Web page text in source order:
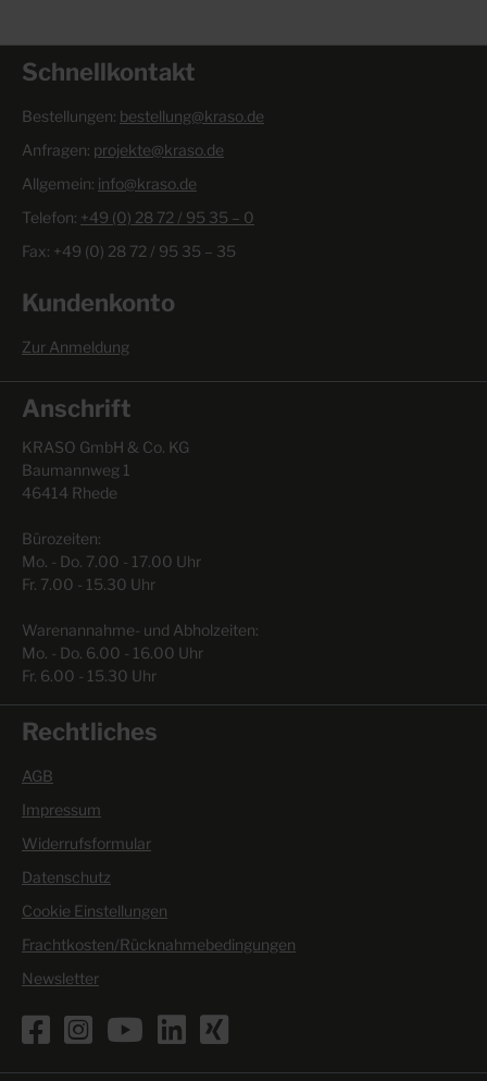
Schnellkontakt
Bestellungen: bestellung@kraso.de
Anfragen: projekte@kraso.de
Allgemein: info@kraso.de
Telefon: +49 (0) 28 72 / 95 35 – 0
Fax: +49 (0) 28 72 / 95 35 – 35
Kundenkonto
Zur Anmeldung
Anschrift
KRASO GmbH & Co. KG
Baumannweg 1
46414 Rhede
Bürozeiten:
Mo. - Do. 7.00 - 17.00 Uhr
Fr. 7.00 - 15.30 Uhr
Warenannahme- und Abholzeiten:
Mo. - Do. 6.00 - 16.00 Uhr
Fr. 6.00 - 15.30 Uhr
Rechtliches
AGB
Impressum
Widerrufsformular
Datenschutz
Cookie Einstellungen
Frachtkosten/Rücknahmebedingungen
Newsletter